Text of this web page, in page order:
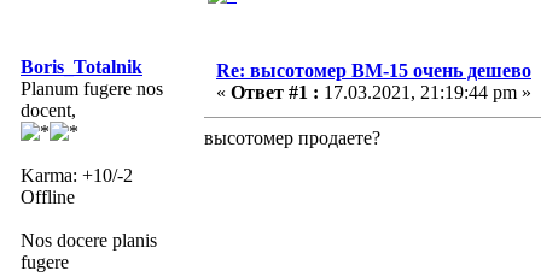
Boris_Totalnik
Planum fugere nos
docent,
Karma: +10/-2
Offline
Nos docere planis
fugere
Re: высотомер ВМ-15 очень дешево
« Ответ #1 : 17.03.2021, 21:19:44 pm »
высотомер продаете?